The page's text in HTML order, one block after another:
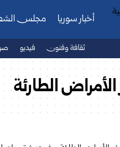
أخبار سوريا مجلس
ثقافة وفنون فيديو
الطارئة